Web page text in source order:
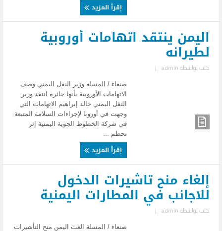
إقرأ المزيد
اليمن ينتقد اتهامات أوروبية
لطيرانه
كتب بواسطةadmin
|
صنعاء / المسله وزير النقل اليمني وصف
الاتهامات الأوروبية بأنها جائرة انتقد وزير
النقل اليمني خالد إبراهيم الاتهامات التي
وجهت في أوروبا لإجراءات السلامة المتبعة
في شركة الخطوط الجوية اليمنية إثر
تحطم ...
إقرأ المزيد
إلغاء منح تاشيرات الدخول
للاجانب في المطارات اليمنية
كتب بواسطةadmin
|
صنعاء / المسلة الغت اليمن منح التأشيرات